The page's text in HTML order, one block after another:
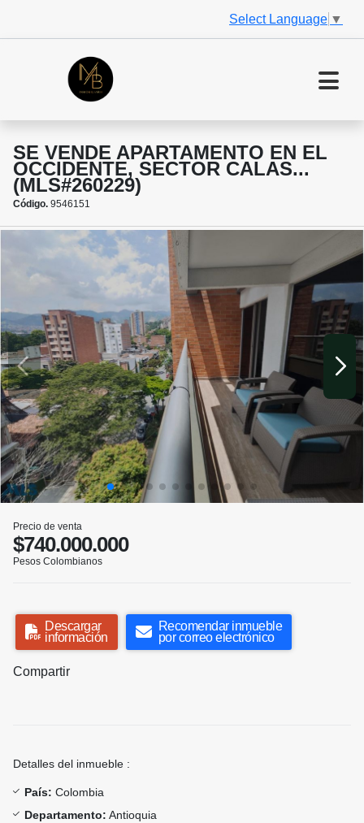
Select Language ▼
SE VENDE APARTAMENTO EN EL
OCCIDENTE, SECTOR CALAS...
(MLS#260229)
Código. 9546151
Precio de venta
$740.000.000
Pesos Colombianos
Descargar
información
Recomendar inmueble
por correo electrónico
Compartir
Detalles del inmueble :
País: Colombia
Departamento: Antioquia